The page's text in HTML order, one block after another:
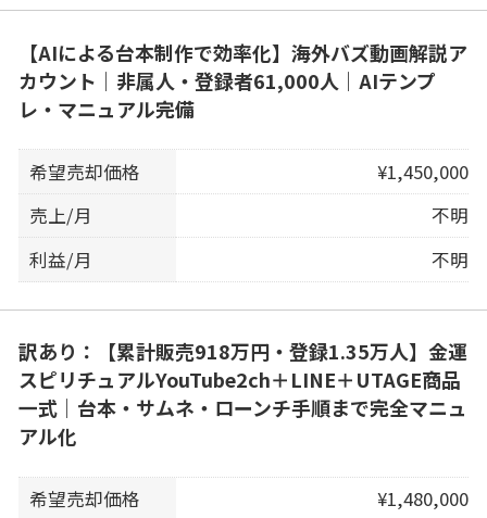
【AIによる台本制作で効率化】海外バズ動画解説ア
カウント｜非属人・登録者61,000人｜AIテンプ
レ・マニュアル完備
希望売却価格
¥1,450,000
売上/月
不明
利益/月
不明
訳あり：【累計販売918万円・登録1.35万人】金運
スピリチュアルYouTube2ch＋LINE＋UTAGE商品
一式｜台本・サムネ・ローンチ手順まで完全マニュ
アル化
希望売却価格
¥1,480,000